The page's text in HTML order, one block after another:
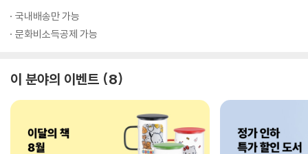
국내배송만 가능
문화비소득공제 가능
이 분야의 이벤트 8